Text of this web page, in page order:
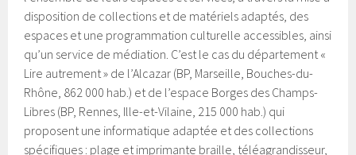
disposition de collections et de matériels adaptés, des
espaces et une programmation culturelle accessibles, ainsi
qu’un service de médiation. C’est le cas du département «
Lire autrement » de l’Alcazar (BP, Marseille, Bouches-du-
Rhône, 862 000 hab.) et de l’espace Borges des Champs-
Libres (BP, Rennes, Ille-et-Vilaine, 215 000 hab.) qui
proposent une informatique adaptée et des collections
spécifiques : plage et imprimante braille, téléagrandisseur,